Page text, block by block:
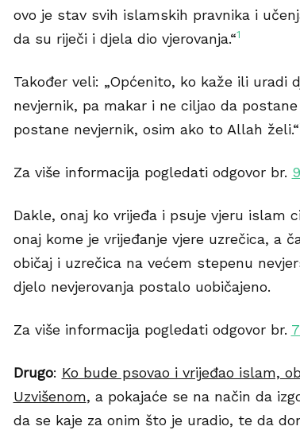
ovo je stav svih islamskih pravnika i
da su riječi i djela dio vjerovanja.“1
Također veli: „Općenito, ko kaže ili uradi
nevjernik, pa makar i ne ciljao da
postane nevjernik, osim ako to Allah želi.“
Za više informacija pogledati odgovor br.
Dakle, onaj ko vrijeđa i psuje vjeru islam
onaj kome je vrijeđanje vjere uzrečica, a
običaj i uzrečica na većem stepenu
djelo nevjerovanja postalo uobičajeno.
Za više informacija pogledati odgovor br.
Drugo: Ko bude psovao i vrijeđao islam,
Uzvišenom, a pokajaće se na način da
da se kaje za onim što je uradio, te da